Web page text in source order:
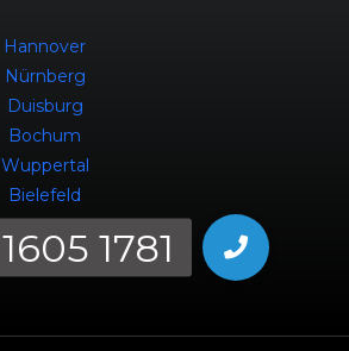
Hannover
Nürnberg
Duisburg
Bochum
Wuppertal
Bielefeld